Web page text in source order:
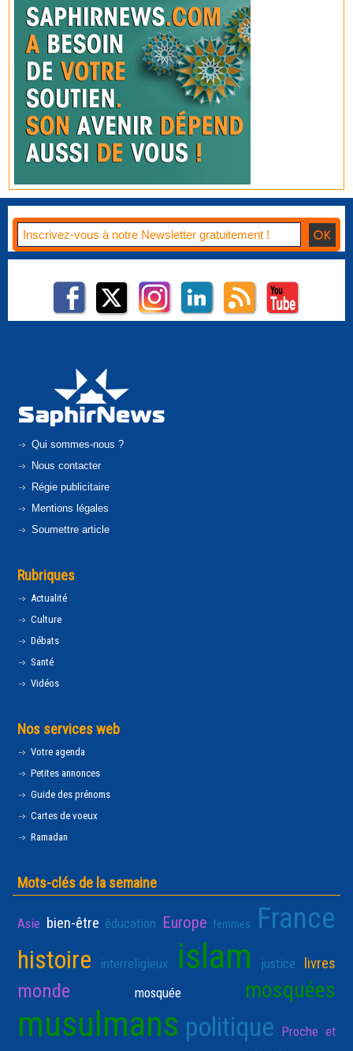
Qui sommes-nous ?
Nous contacter
Régie publicitaire
Mentions légales
Soumettre article
Rubriques
Actualité
Culture
Débats
Santé
Vidéos
Nos services web
Votre agenda
Petites annonces
Guide des prénoms
Cartes de voeux
Ramadan
Mots-clés de la semaine
Asie bien-être éducation Europe femmes France
histoire interreligieux islam justice livres
monde mosquée mosquées
musulmans politique Proche et